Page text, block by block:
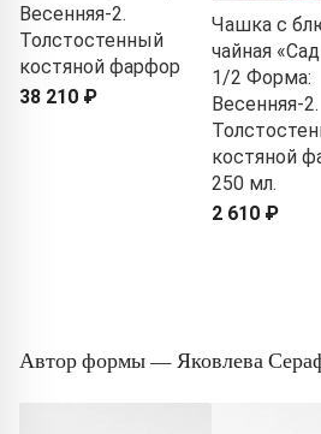
Весенняя-2.
Толстостенный
костяной фарфор
38 210 ₽
Чашка с
чайная
1/2 Форма:
Весенняя-2.
костяной
250 мл.
2 610 ₽
Автор формы — Яковлева